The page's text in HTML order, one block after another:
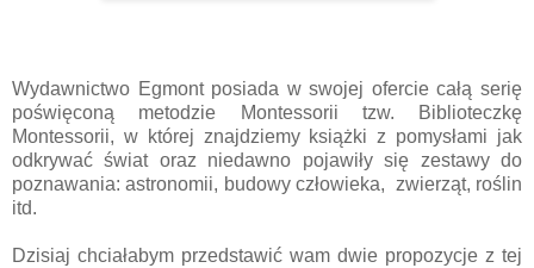
Wydawnictwo Egmont posiada w swojej ofercie całą serię
poświęconą metodzie Montessorii tzw. Biblioteczkę
Montessorii, w której znajdziemy książki z pomysłami jak
odkrywać świat oraz niedawno pojawiły się zestawy do
poznawania: astronomii, budowy człowieka, zwierząt, roślin
itd.
Dzisiaj chciałabym przedstawić wam dwie propozycje z tej